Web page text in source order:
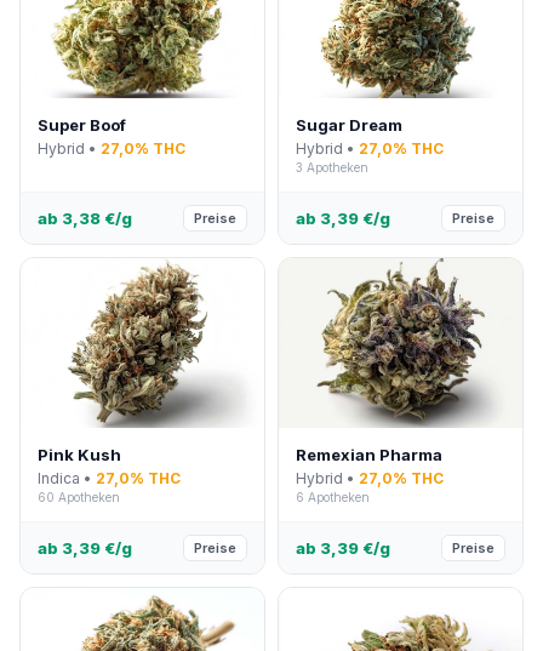
Super Boof
Hybrid • 27,0% THC
ab 3,38 €/g Preise
Sugar Dream
Hybrid • 27,0% THC
3 Apotheken
ab 3,39 €/g Preise
Pink Kush
Indica • 27,0% THC
60 Apotheken
ab 3,39 €/g Preise
Remexian Pharma
Hybrid • 27,0% THC
6 Apotheken
ab 3,39 €/g Preise